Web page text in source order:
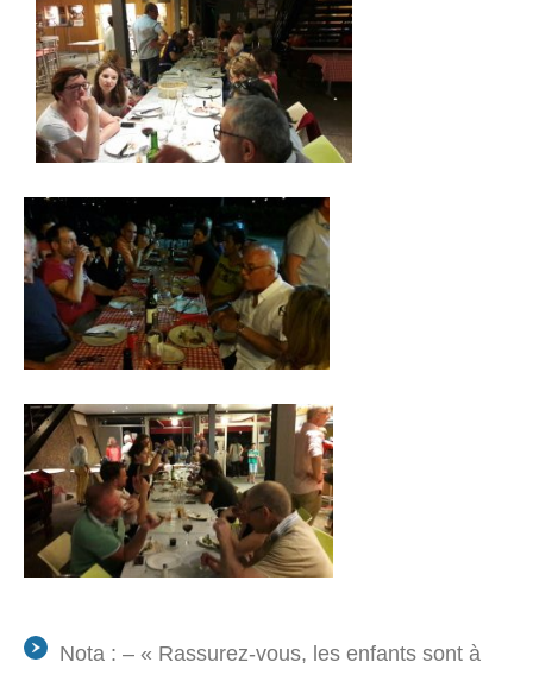
Nota : – « Rassurez-vous, les enfants sont à